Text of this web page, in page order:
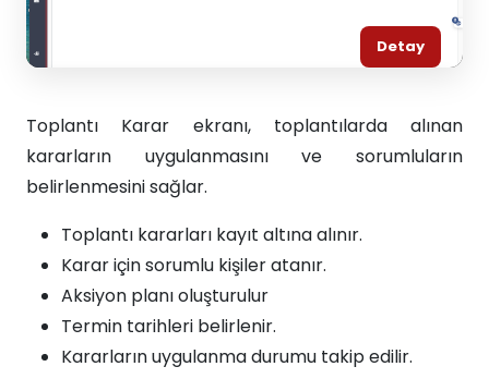
Detay
Toplantı Karar ekranı, toplantılarda alınan
kararların uygulanmasını ve sorumluların
belirlenmesini sağlar.
Toplantı kararları kayıt altına alınır.
Karar için sorumlu kişiler atanır.
Aksiyon planı oluşturulur
Termin tarihleri belirlenir.
Kararların uygulanma durumu takip edilir.